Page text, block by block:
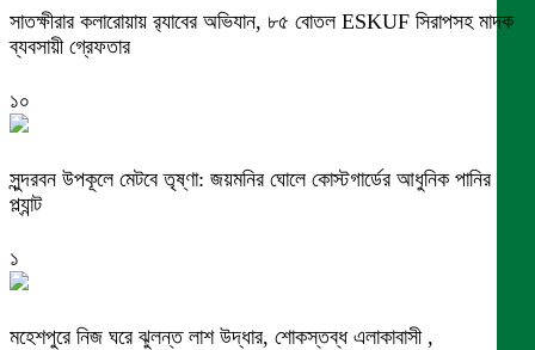
সাতক্ষীরার কলারোয়ায় র‍্যাবের অভিযান, ৮৫ বোতল ESKUF সিরাপসহ মাদক
ব্যবসায়ী গ্রেফতার
১০
সুন্দরবন উপকূলে মেটবে তৃষ্ণা: জয়মনির ঘোলে কোস্টগার্ডের আধুনিক পানির
প্ল্যান্ট
১
মহেশপুরে নিজ ঘরে ঝুলন্ত লাশ উদ্ধার, শোকস্তব্ধ এলাকাবাসী ,